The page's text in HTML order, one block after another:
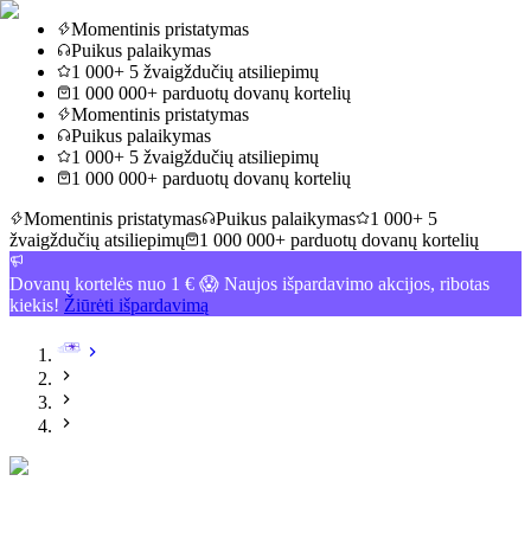
Momentinis pristatymas
Puikus palaikymas
1 000+ 5 žvaigždučių atsiliepimų
1 000 000+ parduotų dovanų kortelių
Momentinis pristatymas
Puikus palaikymas
1 000+ 5 žvaigždučių atsiliepimų
1 000 000+ parduotų dovanų kortelių
Momentinis pristatymas
Puikus palaikymas
1 000+ 5
žvaigždučių atsiliepimų
1 000 000+ parduotų dovanų kortelių
Dovanų kortelės nuo 1 € 😱 Naujos išpardavimo akcijos, ribotas
kiekis! Žiūrėti išpardavimą